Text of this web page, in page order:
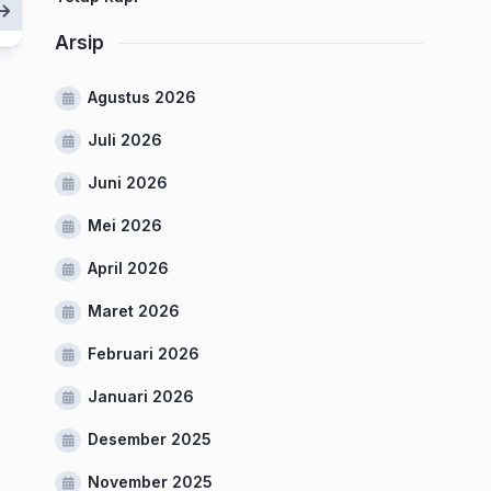
Arsip
Agustus 2026
Juli 2026
Juni 2026
Mei 2026
April 2026
Maret 2026
Februari 2026
Januari 2026
Desember 2025
November 2025